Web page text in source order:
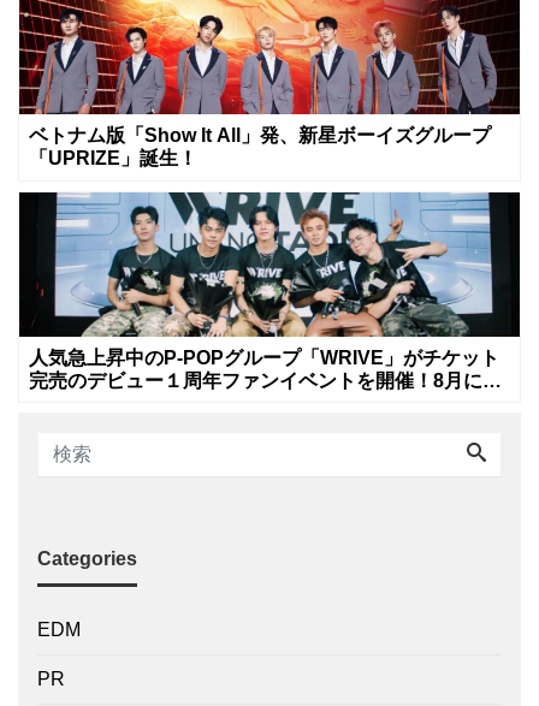
ベトナム版「Show It All」発、新星ボーイズグループ
「UPRIZE」誕生！
人気急上昇中のP-POPグループ「WRIVE」がチケット
完売のデビュー１周年ファンイベントを開催！8月に新
Categories
EDM
PR